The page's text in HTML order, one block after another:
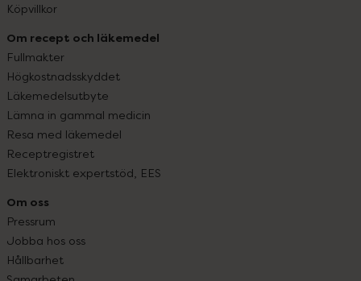
Köpvillkor
Om recept och läkemedel
Fullmakter
Högkostnadsskyddet
Läkemedelsutbyte
Lämna in gammal medicin
Resa med läkemedel
Receptregistret
Elektroniskt expertstöd, EES
Om oss
Pressrum
Jobba hos oss
Hållbarhet